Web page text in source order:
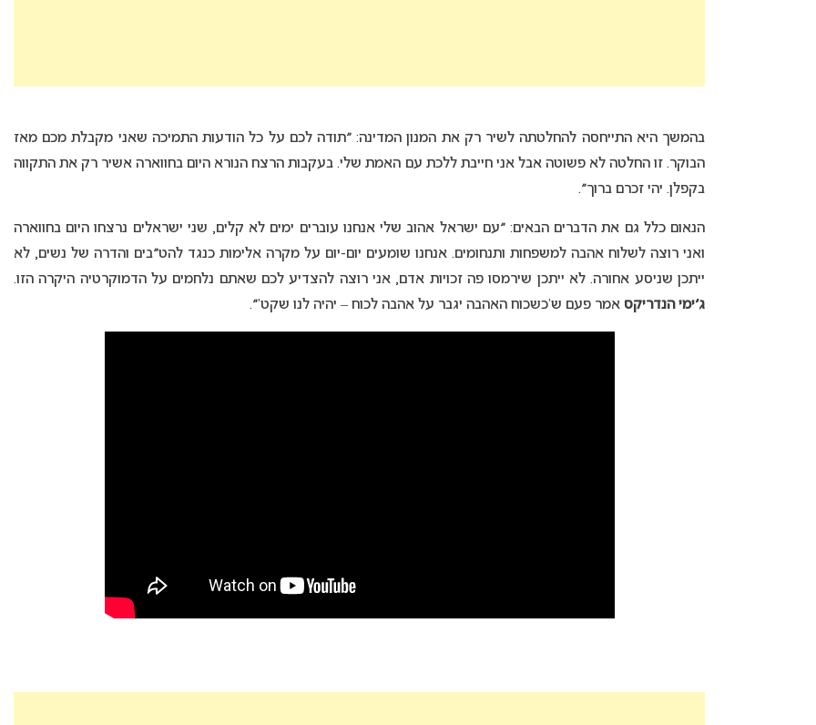
בהמשך היא התייחסה להחלטתה לשיר רק את המנון המדינה: ״תודה לכם על כל הודעות התמיכה שאני מקבלת מכם מאז
הבוקר. זו החלטה לא פשוטה אבל אני חייבת ללכת עם האמת שלי. בעקבות הרצח הנורא היום בחווארה אשיר רק את התקווה
בקפלן. יהי זכרם ברוך״.
הנאום כלל גם את הדברים הבאים: ״עם ישראל אהוב שלי אנחנו עוברים ימים לא קלים, שני ישראלים נרצחו היום בחווארה
ואני רוצה לשלוח אהבה למשפחות ותנחומים. אנחנו שומעים יום-יום על מקרה אלימות כנגד להט״בים והדרה של נשים, לא
ייתכן שניסע אחורה. לא ייתכן שירמסו פה זכויות אדם, אני רוצה להצדיע לכם שאתם נלחמים על הדמוקרטיה היקרה הזו.
ג׳ימי הנדריקס אמר פעם ש’כשכוח האהבה יגבר על אהבה לכוח – יהיה לנו שקט’״.